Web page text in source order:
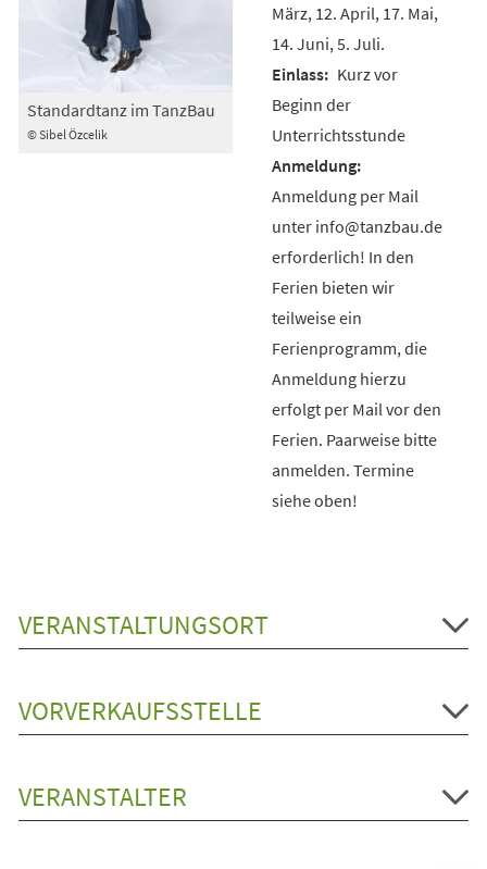
© Sibel Özcelik
Standardtanz im TanzBau
März, 12. April, 17. Mai,
14. Juni, 5. Juli.
Kurz vor
Beginn der
Unterrichtsstunde
Anmeldung per Mail
unter info@tanzbau.de
erforderlich! In den
Ferien bieten wir
teilweise ein
Ferienprogramm, die
Anmeldung hierzu
erfolgt per Mail vor den
Ferien. Paarweise bitte
anmelden. Termine
siehe oben!
VERANSTALTUNGSORT
VORVERKAUFSSTELLE
VERANSTALTER